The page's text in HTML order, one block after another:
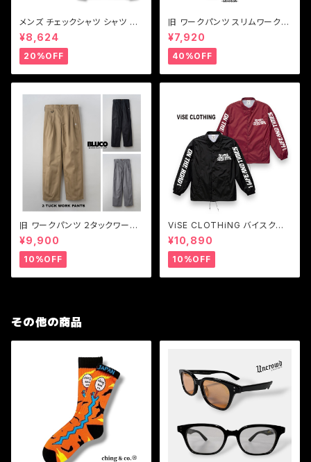
メンズ チェックシャツ シャツ ブ
ルー ブラウン グリーン Vin & A
ge ヴィンアンドエイジ LIGHT
FABRIC SHIRT(TYPE VSL6)
¥8,624
20%OFF
旧 ワークパンツ スリムワークパ
ンツ ワークパンツストレッチ BL
UCO【ブルコ】旧SLIM WORK
PANTS-STRETCH 0063E
¥7,920
40%OFF
旧 ワークパンツ ２タックワーク
パンツ メンズパンツ BLUCO
【ブルコ】旧 2-TUCK WORK P
ANTS
¥9,900
10%OFF
ViSE CLOTHiNG バイスクロ
ージング コーチジャケット メン
ズ Z-CFFV Nylon Coach Ja
cket
¥10,890
10%OFF
その他の商品